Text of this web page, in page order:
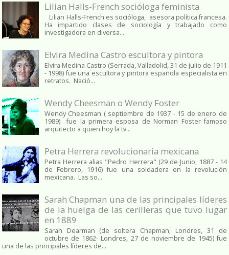
Lilian Halls-French socióloga feminista
Lilian Halls-French es socióloga, asesora política francesa.
Ha impartido clases de sociología y trabajado como
investigadora en diversa...
Elvira Medina Castro escultora y pintora
Elvira Medina Castro (Serrada, Valladolid, 31 de julio de 1911
- 1998) fue una escultora y pintora española especialista en
retratos. Nació...
Wendy Cheesman o Wendy Foster
Wendy Cheesman ( septiembre de 1937 - 15 de enero de
1989) fue la primera esposa de Norman Foster famoso
arquitecto a quien hoy la tv...
Petra Herrera revolucionaria mexicana
Petra Herrera alias "Pedro Herrera" (29 de Junio, 1887 - 14
de Febrero, 1916) fue una soldadera en la revolución
mexicana. Las so...
Sarah Chapman una de las principales líderes
de la huelga de las cerilleras que tuvo lugar
en 1889
Sarah Dearman (de soltera Chapman; Londres, 31 de
octubre de 1862​- Londres, 27 de noviembre de 1945)​ fue
una de las principales líderes de...